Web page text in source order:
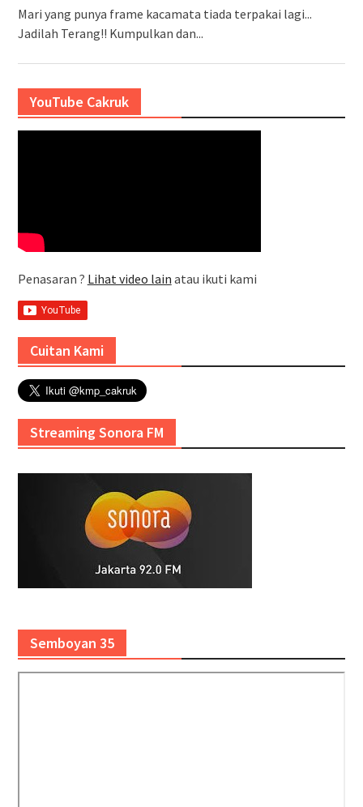
Mari yang punya frame kacamata tiada terpakai lagi...
Jadilah Terang!! Kumpulkan dan...
YouTube Cakruk
Penasaran ? Lihat video lain atau ikuti kami
Cuitan Kami
Streaming Sonora FM
Semboyan 35